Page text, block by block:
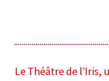
Le Théâtre de l’Iris,